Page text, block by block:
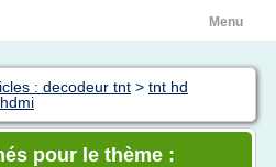
Menu
: decodeur tnt > tnt hd
pour le thème :